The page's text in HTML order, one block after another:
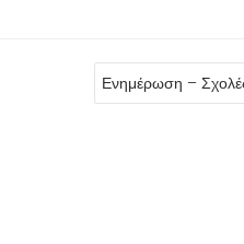
Ενημέρωση –